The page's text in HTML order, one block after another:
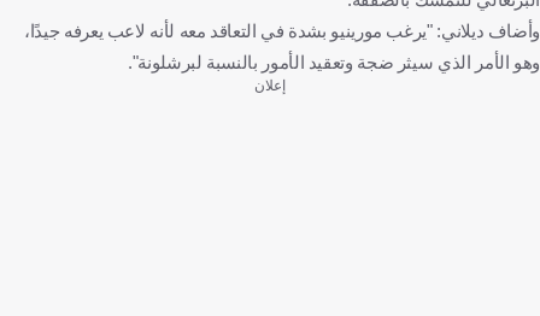
وأضاف ديلاني: "يرغب مورينيو بشدة في التعاقد معه لأنه لاعب يعرفه جيدًا،
وهو الأمر الذي سيثر ضجة وتعقيد الأمور بالنسبة لبرشلونة".
إعلان